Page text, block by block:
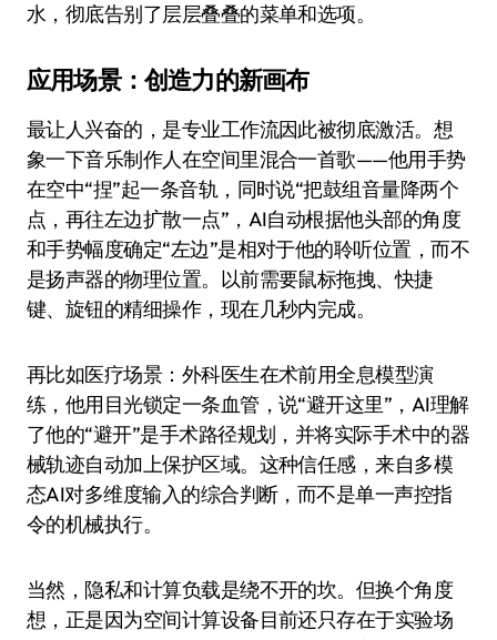
水，彻底告别了层层叠叠的菜单和选项。
应用场景：创造力的新画布
最让人兴奋的，是专业工作流因此被彻底激活。想
象一下音乐制作人在空间里混合一首歌——他用手势
在空中“捏”起一条音轨，同时说“把鼓组音量降两个
点，再往左边扩散一点”，AI自动根据他头部的角度
和手势幅度确定“左边”是相对于他的聆听位置，而不
是扬声器的物理位置。以前需要鼠标拖拽、快捷
键、旋钮的精细操作，现在几秒内完成。
再比如医疗场景：外科医生在术前用全息模型演
练，他用目光锁定一条血管，说“避开这里”，AI理解
了他的“避开”是手术路径规划，并将实际手术中的器
械轨迹自动加上保护区域。这种信任感，来自多模
态AI对多维度输入的综合判断，而不是单一声控指
令的机械执行。
当然，隐私和计算负载是绕不开的坎。但换个角度
想，正是因为空间计算设备目前还只存在于实验场